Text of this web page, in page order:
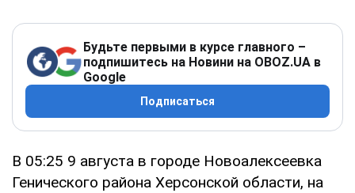
Будьте первыми в курсе главного –
подпишитесь на Новини на OBOZ.UA в
Google
Подписаться
В 05:25 9 августа в городе Новоалексеевка
Генического района Херсонской области, на